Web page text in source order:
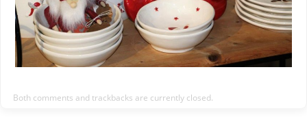
Both comments and trackbacks are currently closed.